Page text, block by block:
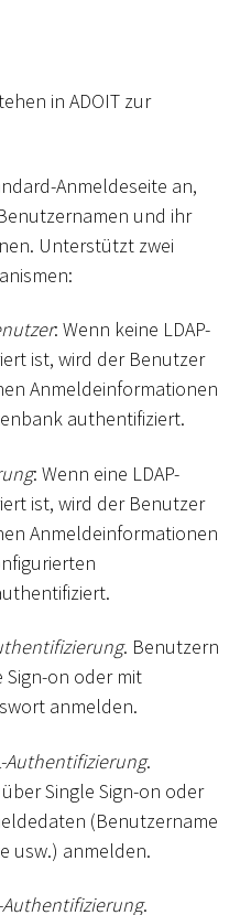
in ADOIT zur
Anmeldeseite an,
und ihr
Unterstützt zwei
: Wenn keine LDAP-
ist, wird der Benutzer
Anmeldeinformationen
authentifiziert.
: Wenn eine LDAP-
ist, wird der Benutzer
Anmeldeinformationen
. Benutzern
Sign-on oder mit
anmelden.
Authentifizierung.
Single Sign-on oder
(Benutzername
usw.) anmelden.
Authentifizierung.